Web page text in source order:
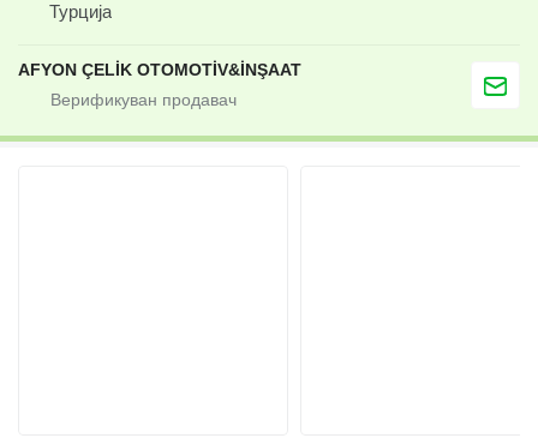
Турција
AFYON ÇELİK OTOMOTİV&İNŞAAT